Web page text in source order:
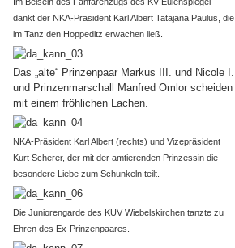
dankt der NKA-Präsident Karl Albert Tatajana Paulus, die
im Tanz den Hoppeditz erwachen ließ.
Das „alte“ Prinzenpaar Markus III. und Nicole I.
und Prinzenmarschall Manfred Omlor scheiden
mit einem fröhlichen Lachen.
NKA-Präsident Karl Albert (rechts) und Vizepräsident
Kurt Scherer, der mit der amtierenden Prinzessin die
besondere Liebe zum Schunkeln teilt.
Die Juniorengarde des KUV Wiebelskirchen tanzte zu
Ehren des Ex-Prinzenpaares.